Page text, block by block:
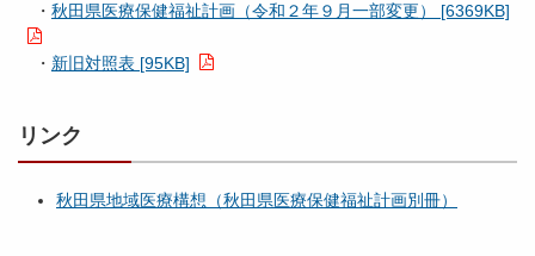
・ 秋田県医療保健福祉計画（令和２年９月一部変更） [6369KB]
・ 新旧対照表 [95KB]
リンク
秋田県地域医療構想（秋田県医療保健福祉計画別冊）